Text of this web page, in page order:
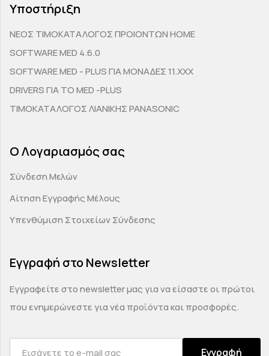
Υποστήριξη
ΝΕΟΣ ΤΙΜΟΚΑΤΑΛΟΓΟΣ ΠΡΟΙΟΝΤΩΝ HOME
SOFTWARE MED 4.6.0
SOFTWARE MED - PLUS ΓΙΑ ΜΟΝΑΔΕΣ 11.ΧΧΧ
DRIVERS ΓΙΑ ΤΟ MED -PLUS
ΤΙΜΟΚΑΤΑΛΟΓΟΣ ΛΙΑΝΙΚΗΣ PANASONIC
Ο Λογαριασμός σας
Σύνδεση Μελών
Αίτηση Εγγραφής Μέλους
Υπενθύμιση Στοιχείων Σύνδεσης
Εγγραφή στο Newsletter
Εγγραφείτε στο newsletter μας για να είσαστε οι πρώτοι
που ενημερώνεστε για νέα προϊόντα και προσφορές.
Εγγραφή